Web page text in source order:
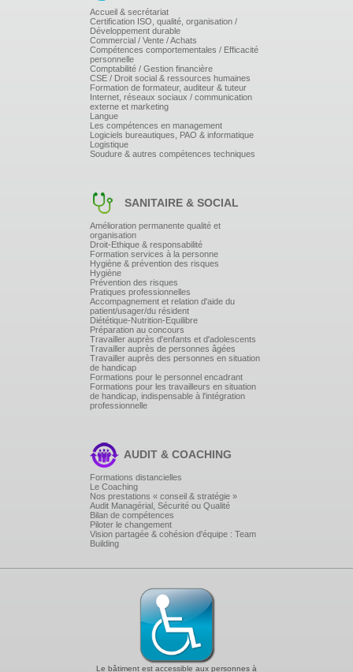
Le délit d'entrave,
Les différents droits d'alerte,
Le recours aux expertises et le financement.
Les obligations d'information et de consultation
Les consultations récurrentes et ponctuelles,
La BDESSE.
La loi Climat et ses conséquences.
Les missions et prérogatives du CSE
La représentation des intérêts individuels et collectifs,
Les compétences particulières : licenciement
économique collectif, reclassement d'un salarié déclaré
inapte par le médecin du travail, etc.
Les missions spécifiques dans le champ de la santé,
de la sécurité et des conditions de travail
professionnelle ou incident majeur : quand, pourquoi et
comment ?
Les inspections périodiques,
Les alertes en cas de danger grave et imminent et en
matière de santé publique et d'environnement,
Les consultations spécifiques : bilan, programme,
Savoir s'organiser dans l'action
L'utilisation des heures de délégation,
Les réunions préparatoires,
Les réunions : ordre du jour, PV et compte-rendu,
Accueil & secrétariat
Certification ISO, qualité, organisation /
Développement durable
Commercial / Vente / Achats
Compétences comportementales / Efficacité
personnelle
Comptabilité / Gestion financière
CSE / Droit social & ressources humaines
Formation de formateur, auditeur & tuteur
Internet, réseaux sociaux / communication
externe et marketing
Langue
Les compétences en management
Logiciels bureautiques, PAO & informatique
Logistique
Soudure & autres compétences techniques
SANITAIRE & SOCIAL
Amélioration permanente qualité et
organisation
Droit-Ethique & responsabilité
Formation services à la personne
Hygiène & prévention des risques
Hygiène
Prévention des risques
Pratiques professionnelles
Accompagnement et relation d'aide du
patient/usager/du résident
Diététique-Nutrition-Equilibre
Préparation au concours
Travailler auprès d'enfants et d'adolescents
Travailler auprès de personnes âgées
Travailler auprès des personnes en situation
de handicap
Formations pour le personnel encadrant
Formations pour les travailleurs en situation
de handicap, indispensable à l'intégration
professionnelle
AUDIT & COACHING
Formations distancielles
Le Coaching
Nos prestations « conseil & stratégie »
Audit Managérial, Sécurité ou Qualité
Bilan de compétences
Piloter le changement
Vision partagée & cohésion d'équipe : Team
Building
Le bâtiment est accessible aux personnes à